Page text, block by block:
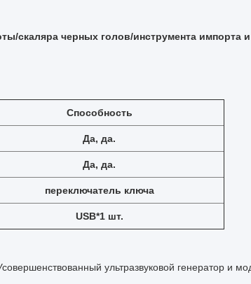
скаляра черных голов/инструмента импорта
Способность
Да, да.
Да, да.
переключатель ключа
USB*1 шт.
ультразвуковой генератор и